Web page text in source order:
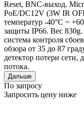
Reset, BNC-выход.
PoE/DC12V (3W IR
температур -40°C ~
защиты IP66. Вес
система контроля
обзора от 35 до 87
детектор потери
потока.
Дальше
По запросу
Запросить цену ниже